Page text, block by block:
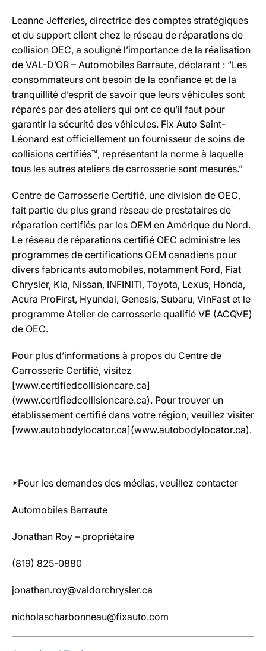
Leanne Jefferies, directrice des comptes stratégiques
et du support client chez le réseau de réparations de
collision OEC, a souligné l’importance de la réalisation
de VAL-D’OR – Automobiles Barraute, déclarant : “Les
consommateurs ont besoin de la confiance et de la
tranquillité d’esprit de savoir que leurs véhicules sont
réparés par des ateliers qui ont ce qu’il faut pour
garantir la sécurité des véhicules. Fix Auto Saint-
Léonard est officiellement un fournisseur de soins de
collisions certifiés™, représentant la norme à laquelle
tous les autres ateliers de carrosserie sont mesurés.”
Centre de Carrosserie Certifié, une division de OEC,
fait partie du plus grand réseau de prestataires de
réparation certifiés par les OEM en Amérique du Nord.
Le réseau de réparations certifié OEC administre les
programmes de certifications OEM canadiens pour
divers fabricants automobiles, notamment Ford, Fiat
Chrysler, Kia, Nissan, INFINITI, Toyota, Lexus, Honda,
Acura ProFirst, Hyundai, Genesis, Subaru, VinFast et le
programme Atelier de carrosserie qualifié VÉ (ACQVE)
de OEC.
Pour plus d’informations à propos du Centre de
Carrosserie Certifié, visitez
[www.certifiedcollisioncare.ca]
(www.certifiedcollisioncare.ca). Pour trouver un
établissement certifié dans votre région, veuillez visiter
[www.autobodylocator.ca](www.autobodylocator.ca).
*Pour les demandes des médias, veuillez contacter
Automobiles Barraute
Jonathan Roy – propriétaire
(819) 825-0880
jonathan.roy@valdorchrysler.ca
nicholascharbonneau@fixauto.com